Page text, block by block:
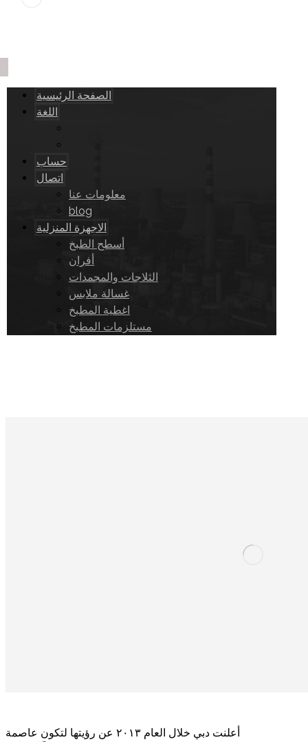
الصفحة الرئيسية
اللغة
حساب
اتصال
معلومات عنا
blog
الاجهزة المنزلية
أسطح الطبخ
أفران
الثلاجات والمجمدات
غسالة ملابس
اغطية المطبخ
مستلزمات المطبخ
أعلنت دبي خلال العام ٢٠١٣ عن رؤيتها لتكون عاصمة